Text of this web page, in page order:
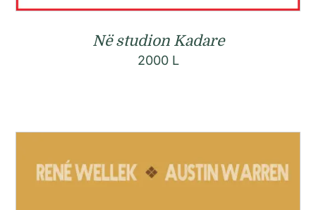
Në studion Kadare
2000 L